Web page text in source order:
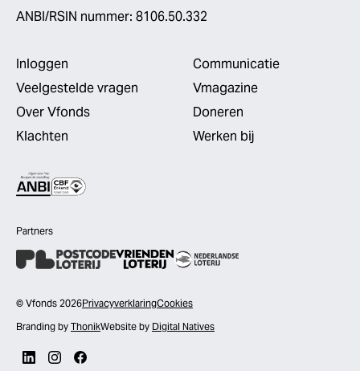
ANBI/RSIN nummer: 8106.50.332
Inloggen
Veelgestelde vragen
Over Vfonds
Klachten
Communicatie
Vmagazine
Doneren
Werken bij
Partners
© Vfonds 2026PrivacyverklaringCookies
Branding by ThonikWebsite by Digital Natives
LinkedInInstagramFacebook